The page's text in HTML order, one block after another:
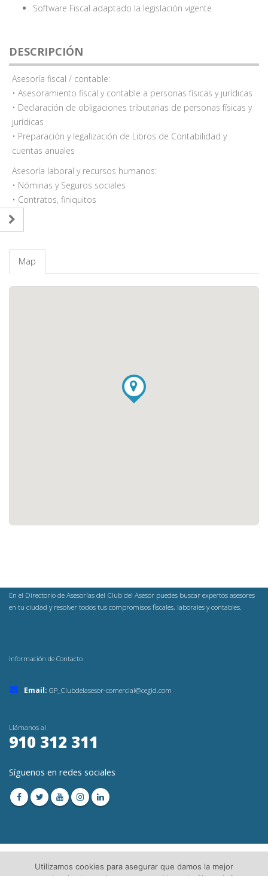
Software Fiscal adaptado la legislación vigente
DESCRIPCIÓN
Asesoría fiscal / contable:
• Asesoramiento fiscal y contable a personas físicas y jurídicas
• Declaración de obligaciones tributarias de personas físicas y
jurídicas
• Preparación y legalización de Libros de Contabilidad y
cuentas anuales
Asesoría laboral y recursos humanos:
• Nóminas y Seguros sociales
• Contratos, finiquitos
Map
En el Directorio de Asesorías del Club del Asesor puedes buscar expertos asesores
en tu ciudad y resolver todos tus compromisos fiscales, laborales y contables.
Información de Contacto
Email: GP_Clubdelasesor-comercial@cegid.com
Llámanos al
910 312 311
Síguenos en redes sociales
Utilizamos cookies para asegurar que damos la mejor